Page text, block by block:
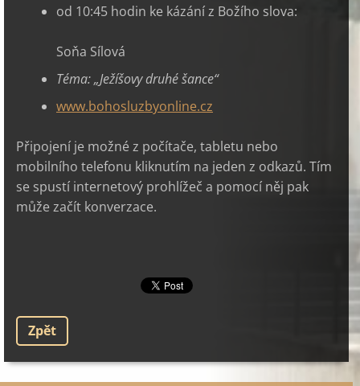
od 10:45 hodin ke kázání z Božího slova:
Soňa Sílová
Téma:„Ježíšovy druhé šance“
www.bohosluzbyonline.cz
Připojení je možné z počítače, tabletu nebo
mobilního telefonu kliknutím na jeden z odkazů. Tím
se spustí internetový prohlížeč a pomocí něj pak
může začít konverzace.
Zpět